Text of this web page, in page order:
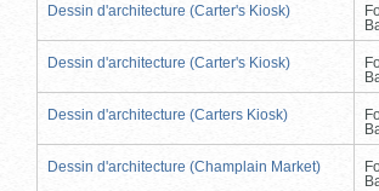
Dessin d'architecture (Carter's Kiosk)
Dessin d'architecture (Carter's Kiosk)
Dessin d'architecture (Carters Kiosk)
Dessin d'architecture (Champlain Market)